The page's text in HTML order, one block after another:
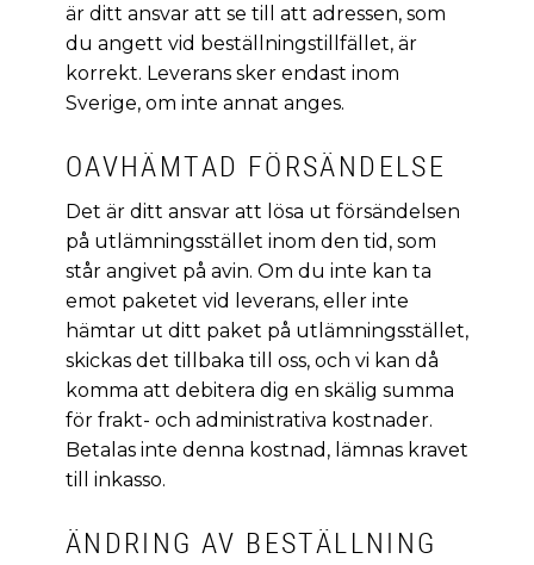
är ditt ansvar att se till att adressen, som
du angett vid beställningstillfället, är
korrekt. Leverans sker endast inom
Sverige, om inte annat anges.
OAVHÄMTAD FÖRSÄNDELSE
Det är ditt ansvar att lösa ut försändelsen
på utlämningsstället inom den tid, som
står angivet på avin. Om du inte kan ta
emot paketet vid leverans, eller inte
hämtar ut ditt paket på utlämningsstället,
skickas det tillbaka till oss, och vi kan då
komma att debitera dig en skälig summa
för frakt- och administrativa kostnader.
Betalas inte denna kostnad, lämnas kravet
till inkasso.
ÄNDRING AV BESTÄLLNING